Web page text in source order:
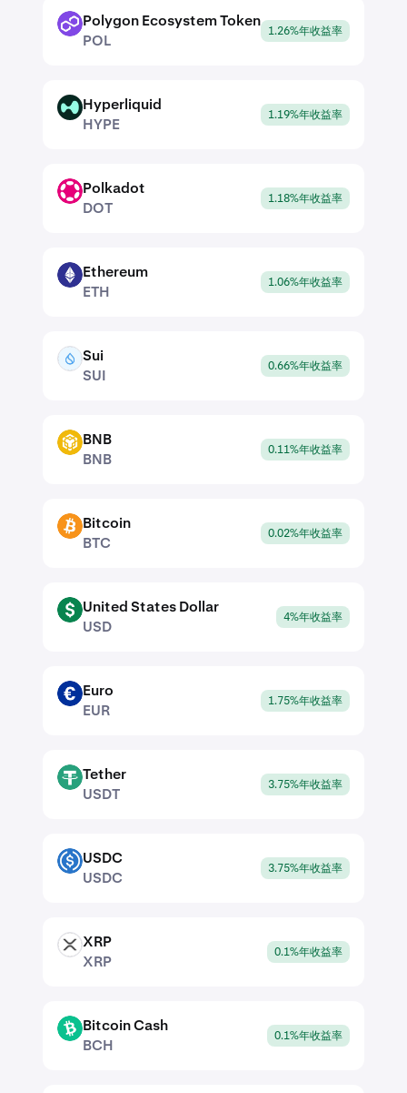
POL
Polygon Ecosystem Token
POL
1.26%年收益率
HYPE
Hyperliquid
HYPE
1.19%年收益率
DOT
Polkadot
DOT
1.18%年收益率
ETH
Ethereum
ETH
1.06%年收益率
SUI
Sui
SUI
0.66%年收益率
BNB
BNB
BNB
0.11%年收益率
BTC
Bitcoin
BTC
0.02%年收益率
USD
United States Dollar
USD
4%年收益率
EUR
Euro
EUR
1.75%年收益率
USDT
Tether
USDT
3.75%年收益率
USDC
USDC
USDC
3.75%年收益率
XRP
XRP
XRP
0.1%年收益率
BCH
Bitcoin Cash
BCH
0.1%年收益率